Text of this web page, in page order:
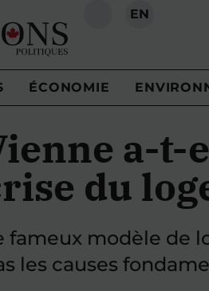
RECHERCHE
EN
ÉCONOMIE
a-t-
du
fameux modèle de
les causes